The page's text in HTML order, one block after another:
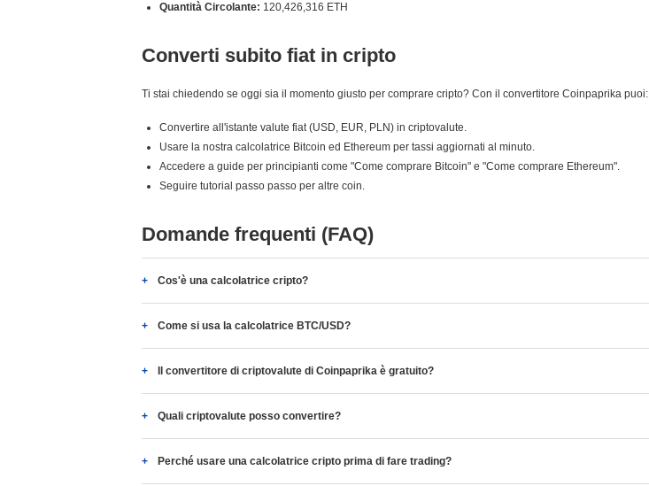
Quantità Circolante: 120,426,316 ETH
Converti subito fiat in cripto
Ti stai chiedendo se oggi sia il momento giusto per comprare cripto? Con il convertitore Coinpaprika puoi:
Convertire all'istante valute fiat (USD, EUR, PLN) in criptovalute.
Usare la nostra calcolatrice Bitcoin ed Ethereum per tassi aggiornati al minuto.
Accedere a guide per principianti come "Come comprare Bitcoin" e "Come comprare Ethereum".
Seguire tutorial passo passo per altre coin.
Domande frequenti (FAQ)
Cos'è una calcolatrice cripto?
Come si usa la calcolatrice BTC/USD?
Il convertitore di criptovalute di Coinpaprika è gratuito?
Quali criptovalute posso convertire?
Perché usare una calcolatrice cripto prima di fare trading?